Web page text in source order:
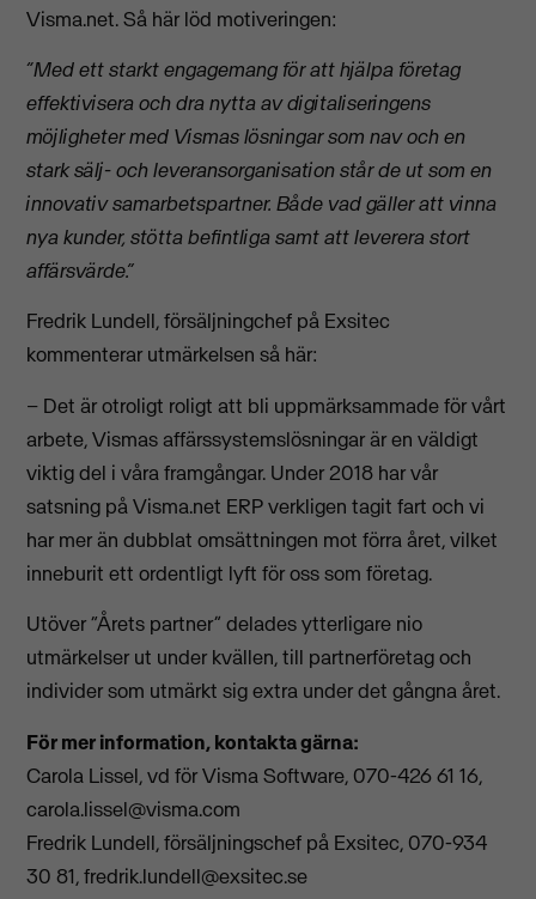
Visma.net. Så här löd motiveringen:
“Med ett starkt engagemang för att hjälpa företag
effektivisera och dra nytta av digitaliseringens
möjligheter med Vismas lösningar som nav och en
stark sälj- och leveransorganisation står de ut som en
innovativ samarbetspartner. Både vad gäller att vinna
nya kunder, stötta befintliga samt att leverera stort
affärsvärde.”
Fredrik Lundell, försäljningchef på Exsitec
kommenterar utmärkelsen så här:
– Det är otroligt roligt att bli uppmärksammade för vårt
arbete, Vismas affärssystemslösningar är en väldigt
viktig del i våra framgångar. Under 2018 har vår
satsning på Visma.net ERP verkligen tagit fart och vi
har mer än dubblat omsättningen mot förra året, vilket
inneburit ett ordentligt lyft för oss som företag.
Utöver “Årets partner” delades ytterligare nio
utmärkelser ut under kvällen, till partnerföretag och
individer som utmärkt sig extra under det gångna året.
För mer information, kontakta gärna:
Carola Lissel, vd för Visma Software, 070-426 61 16,
carola.lissel@visma.com
Fredrik Lundell, försäljningschef på Exsitec, 070-934
30 81,fredrik.lundell@exsitec.se